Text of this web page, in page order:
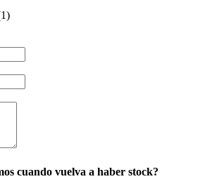
1)
cuando vuelva a haber stock?